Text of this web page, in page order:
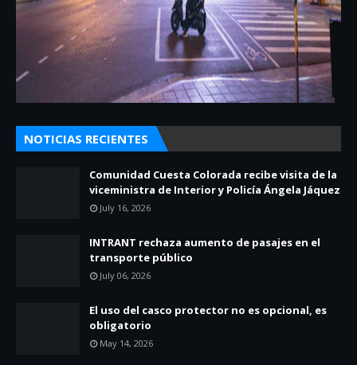
NOTICIAS RECIENTES
Comunidad Cuesta Colorada recibe visita de la
viceministra de Interior y Policía Ángela Jáquez
July 16, 2026
INTRANT rechaza aumento de pasajes en el
transporte público
July 06, 2026
El uso del casco protector no es opcional, es
obligatorio
May 14, 2026